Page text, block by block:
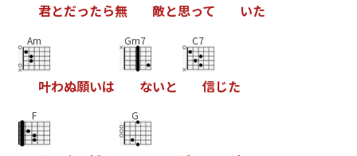
君とだったら無 敵と思って いた
Am
叶わぬ願いは
Gm7
ないと
C7
信じた
F G